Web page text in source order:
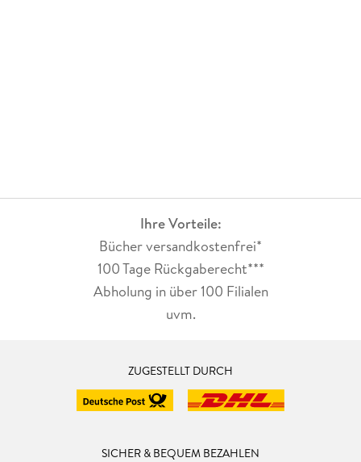
Ihre Vorteile:
Bücher versandkostenfrei*
100 Tage Rückgaberecht***
Abholung in über 100 Filialen
uvm.
ZUGESTELLT DURCH
SICHER & BEQUEM BEZAHLEN